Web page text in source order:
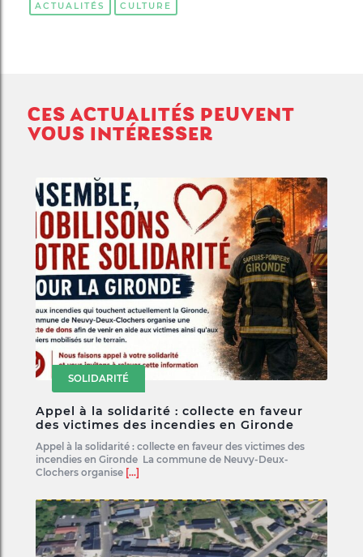
ACTUALITÉS CULTURE
CES ACTUALITÉS PEUVENT
VOUS INTÉRESSER
SOLIDARITÉ
Appel à la solidarité : collecte en faveur
des victimes des incendies en Gironde
Appel à la solidarité : collecte en faveur des victimes des
incendies en Gironde La commune de Neuvy-Deux-
Clochers organise [...]